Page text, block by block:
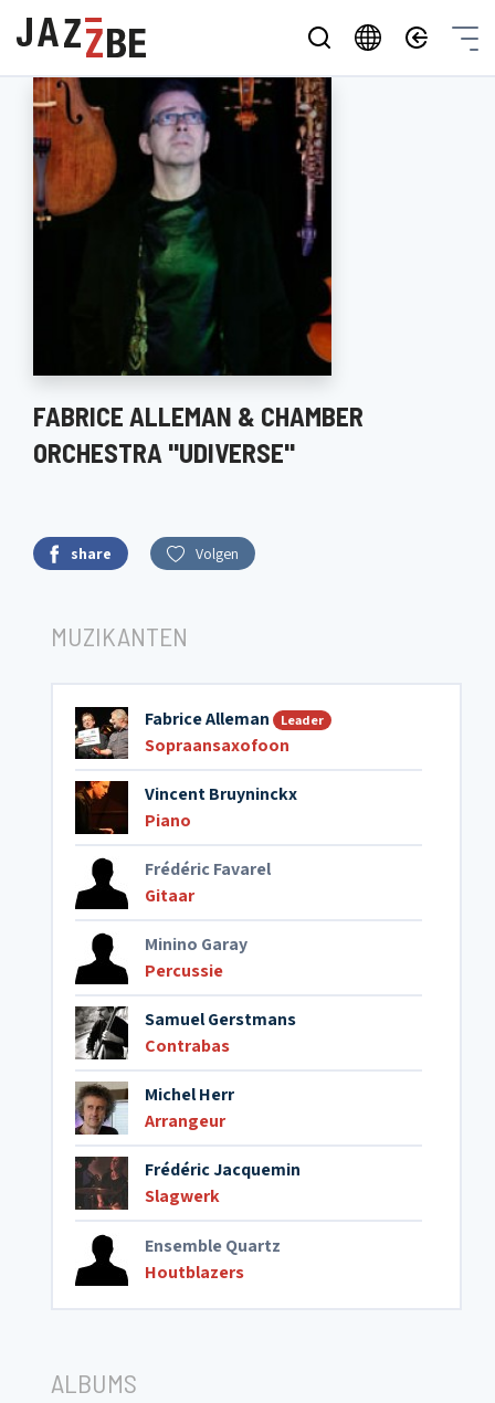
FABRICE ALLEMAN & CHAMBER
ORCHESTRA "UDIVERSE"
share Volgen
MUZIKANTEN
Fabrice Alleman Leader
Sopraansaxofoon
Vincent Bruyninckx
Piano
Frédéric Favarel
Gitaar
Minino Garay
Percussie
Samuel Gerstmans
Contrabas
Michel Herr
Arrangeur
Frédéric Jacquemin
Slagwerk
Ensemble Quartz
Houtblazers
ALBUMS